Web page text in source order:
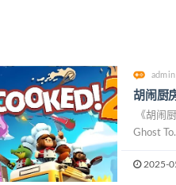
admin
胡闹厨
《胡闹
Ghost
2025-